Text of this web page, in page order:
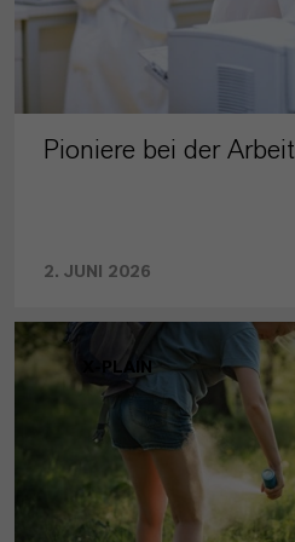
Pioniere bei der Arbeit
2. JUNI 2026
X-PLAIN